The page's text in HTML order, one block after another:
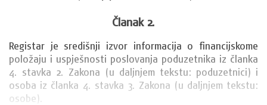
Članak 2.
Registar je središnji izvor informacija o financijskome
položaju i uspješnosti poslovanja poduzetnika iz članka
4. stavka 2. Zakona (u daljnjem tekstu: poduzetnici) i
osoba iz članka 4. stavka 3. Zakona (u daljnjem tekstu:
osobe).